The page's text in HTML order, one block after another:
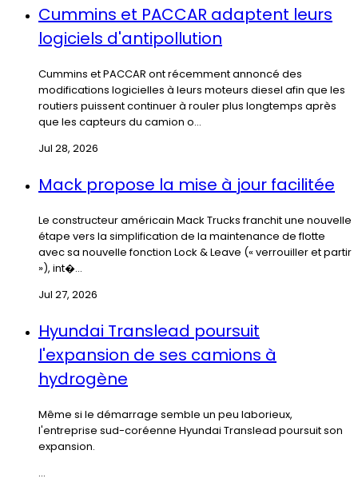
Cummins et PACCAR adaptent leurs
logiciels d'antipollution
Cummins et PACCAR ont récemment annoncé des
modifications logicielles à leurs moteurs diesel afin que les
routiers puissent continuer à rouler plus longtemps après
que les capteurs du camion o...
Jul 28, 2026
Mack propose la mise à jour facilitée
Le constructeur américain Mack Trucks franchit une nouvelle
étape vers la simplification de la maintenance de flotte
avec sa nouvelle fonction Lock & Leave (« verrouiller et partir
»), int�...
Jul 27, 2026
Hyundai Translead poursuit
l'expansion de ses camions à
hydrogène
Même si le démarrage semble un peu laborieux,
l'entreprise sud-coréenne Hyundai Translead poursuit son
expansion.
...